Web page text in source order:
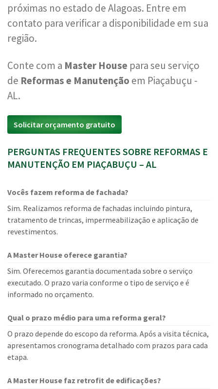
próximas no estado de Alagoas. Entre em
contato para verificar a disponibilidade em sua
região.
Conte com a Master House para seu serviço
de Reformas e Manutenção em Piaçabuçu -
AL.
Solicitar orçamento gratuito
PERGUNTAS FREQUENTES SOBRE REFORMAS E
MANUTENÇÃO EM PIAÇABUÇU – AL
Vocês fazem reforma de fachada?
Sim. Realizamos reforma de fachadas incluindo pintura,
tratamento de trincas, impermeabilização e aplicação de
revestimentos.
A Master House oferece garantia?
Sim. Oferecemos garantia documentada sobre o serviço
executado. O prazo varia conforme o tipo de serviço e é
informado no orçamento.
Qual o prazo médio para uma reforma geral?
O prazo depende do escopo da reforma. Após a visita técnica,
apresentamos cronograma detalhado com prazos para cada
etapa.
A Master House faz retrofit de edificações?